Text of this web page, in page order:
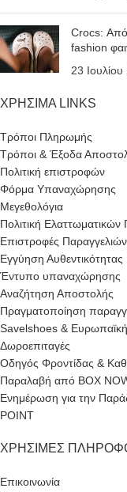
Crocs: Από
fashion
23
ΧΡΗΣΙΜΑ LINKS
Τρόποι Πληρωμής
Τρόποι & Έξοδα
Πολιτική επιστροφών
Φόρμα Υπαναχώρησης
Μεγεθολόγια
Πολιτική Ελαττωματικών
Επιστροφές
Εγγύηση
Έντυπο υπαναχώρησης
Αναζήτηση Αποστολής
Πραγματοποίηση
Savelshoes &
Δωροεπιταγές
Οδηγός Φροντίδας &
Παραλαβή από BOX
Ενημέρωση για την
POINT
ΧΡΉΣΙΜΕΣ
Επικοινωνία